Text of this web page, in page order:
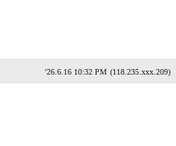
'26.6.16 10:32 PM (118.235.xxx.209)